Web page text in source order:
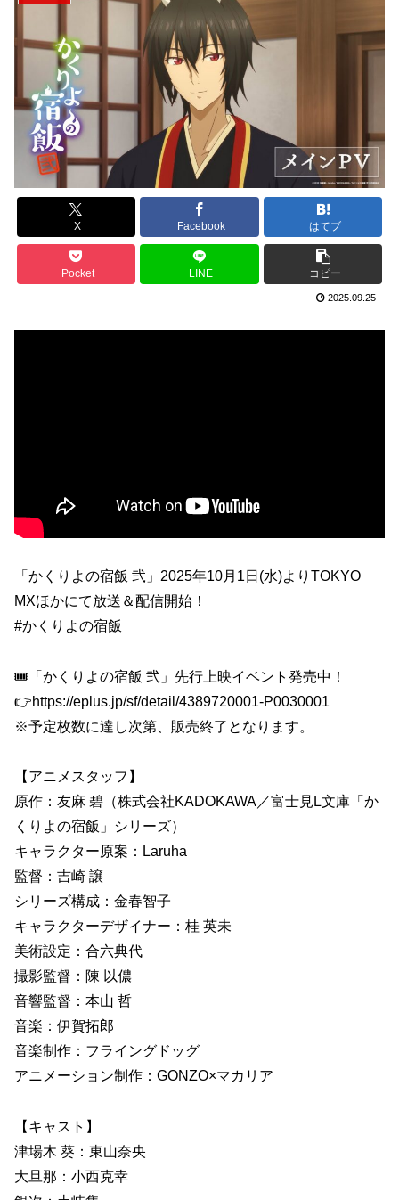
X Facebook はてブ
Pocket LINE コピー
2025.09.25
「かくりよの宿飯 弐」2025年10月1日(水)よりTOKYO
MXほかにて放送＆配信開始！
#かくりよの宿飯
🎟️「かくりよの宿飯 弐」先行上映イベント発売中！
👉https://eplus.jp/sf/detail/4389720001-P0030001
※予定枚数に達し次第、販売終了となります。
【アニメスタッフ】
原作：友麻 碧（株式会社KADOKAWA／富士見L文庫「か
くりよの宿飯」シリーズ）
キャラクター原案：Laruha
監督：吉崎 譲
シリーズ構成：金春智子
キャラクターデザイナー：桂 英未
美術設定：合六典代
撮影監督：陳 以儂
音響監督：本山 哲
音楽：伊賀拓郎
音楽制作：フライングドッグ
アニメーション制作：GONZO×マカリア
【キャスト】
津場木 葵：東山奈央
大旦那：小西克幸